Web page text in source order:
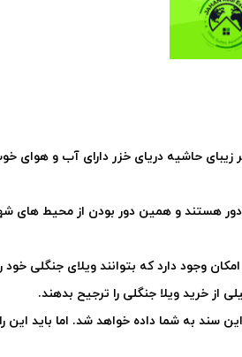
زیبای حاشیه دریای خزر دارای آب و
هستند و همین دور بودن از محیط های
وجود دارد که بتوانند ویلای جنگلی خود
خرید ویلا جنگلی را ترجیح بدهند.
به شما داده خواهد شد. اما باید این را